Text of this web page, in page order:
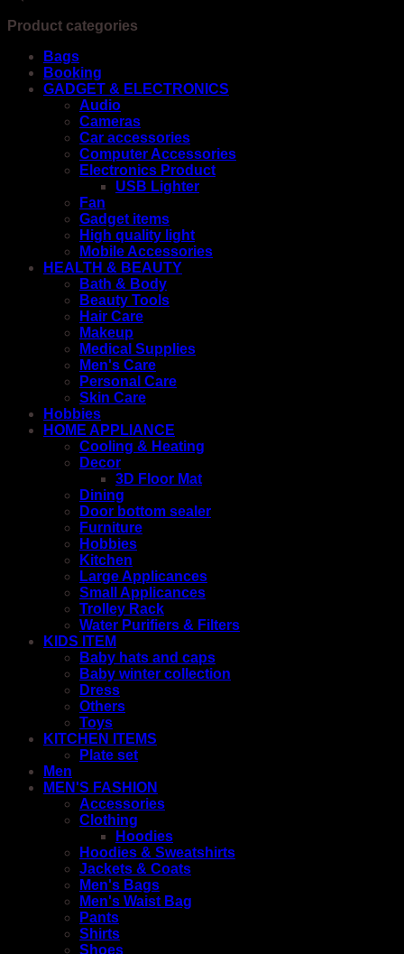
Product categories
Bags
Booking
GADGET & ELECTRONICS
Audio
Cameras
Car accessories
Computer Accessories
Electronics Product
USB Lighter
Fan
Gadget items
High quality light
Mobile Accessories
HEALTH & BEAUTY
Bath & Body
Beauty Tools
Hair Care
Makeup
Medical Supplies
Men's Care
Personal Care
Skin Care
Hobbies
HOME APPLIANCE
Cooling & Heating
Decor
3D Floor Mat
Dining
Door bottom sealer
Furniture
Hobbies
Kitchen
Large Applicances
Small Applicances
Trolley Rack
Water Purifiers & Filters
KIDS ITEM
Baby hats and caps
Baby winter collection
Dress
Others
Toys
KITCHEN ITEMS
Plate set
Men
MEN'S FASHION
Accessories
Clothing
Hoodies
Hoodies & Sweatshirts
Jackets & Coats
Men's Bags
Men's Waist Bag
Pants
Shirts
Shoes